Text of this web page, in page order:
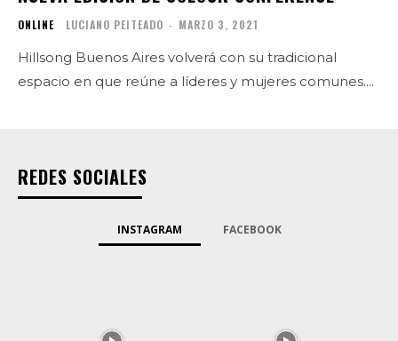
ONLINE LUCIANO PEITEADO - MARZO 3, 2021
Hillsong Buenos Aires volverá con su tradicional
espacio en que reúne a líderes y mujeres comunes....
REDES SOCIALES
INSTAGRAM FACEBOOK